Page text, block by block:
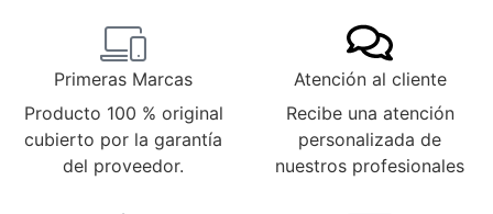
Primeras Marcas
Producto 100 % original
cubierto por la garantía
del proveedor.
Atención al cliente
Recibe una atención
personalizada de
nuestros profesionales